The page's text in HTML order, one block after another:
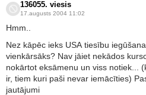
136055. viesis
17.augusts 2004 11:02
Hmm..
Nez kāpēc ieks USA tiesību
vienkārsāks? Nav jāiet nekādos
nokārtot eksāmenu un viss notiek...
ir, tiem kuri paši nevar iemācīties)
jautājumi